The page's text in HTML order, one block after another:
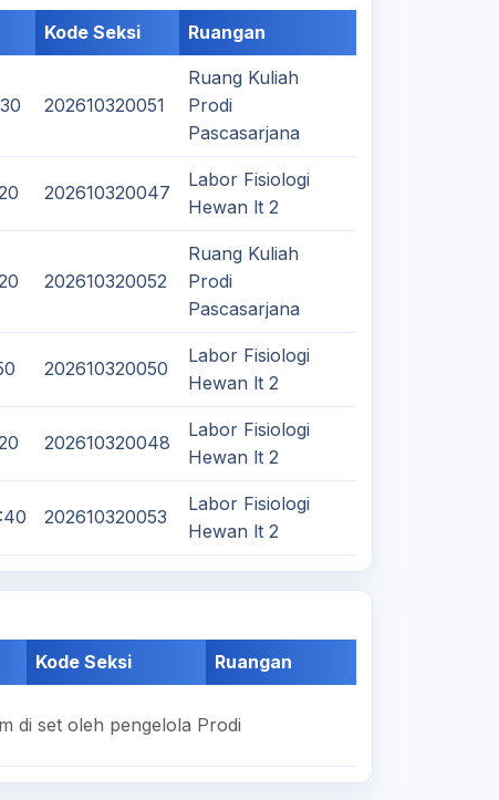
Kode Seksi Ruangan
202610320051
Ruang Kuliah
Prodi
Pascasarjana
202610320047
Labor Fisiologi
Hewan lt 2
202610320052
Ruang Kuliah
Prodi
Pascasarjana
202610320050
Labor Fisiologi
Hewan lt 2
202610320048
Labor Fisiologi
Hewan lt 2
202610320053
Labor Fisiologi
Hewan lt 2
Kode Seksi Ruangan
di set oleh pengelola Prodi